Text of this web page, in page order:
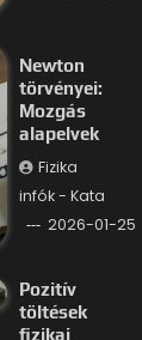
Newton
törvényei:
Mozgás
alapelvek
Fizika
infók - Kata
2026-01-25
Pozitív
töltések
fizikai